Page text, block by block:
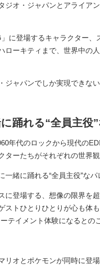
ジオ・ジャパンとアライア
に登場するキャラクター
ローキティまで、世界中の
ジャパンでしか実現できな
踊れる“全員主役
年代のロックから現代の
ターたちがそれぞれの世界
緒に踊れる“全員主役”なパ
に登場する、想像の限界を
トひとりひとりが心も体も
テイメント体験になるとの
リオとポケモンが同時に登場